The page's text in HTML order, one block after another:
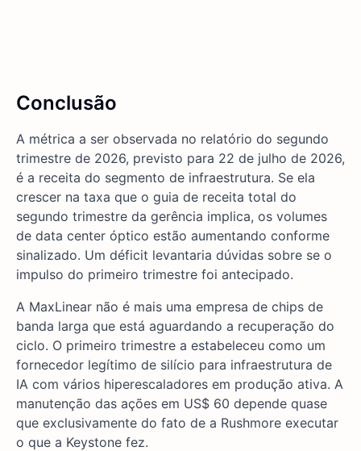
Conclusão
A métrica a ser observada no relatório do segundo
trimestre de 2026, previsto para 22 de julho de 2026,
é a receita do segmento de infraestrutura. Se ela
crescer na taxa que o guia de receita total do
segundo trimestre da gerência implica, os volumes
de data center óptico estão aumentando conforme
sinalizado. Um déficit levantaria dúvidas sobre se o
impulso do primeiro trimestre foi antecipado.
A MaxLinear não é mais uma empresa de chips de
banda larga que está aguardando a recuperação do
ciclo. O primeiro trimestre a estabeleceu como um
fornecedor legítimo de silício para infraestrutura de
IA com vários hiperescaladores em produção ativa. A
manutenção das ações em US$ 60 depende quase
que exclusivamente do fato de a Rushmore executar
o que a Keystone fez.